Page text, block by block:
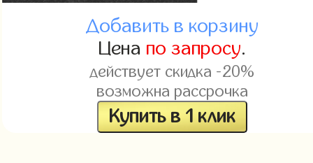
Добавить в корзину
Цена по запросу.
действует скидка -20%
возможна рассрочка
Купить в 1 клик